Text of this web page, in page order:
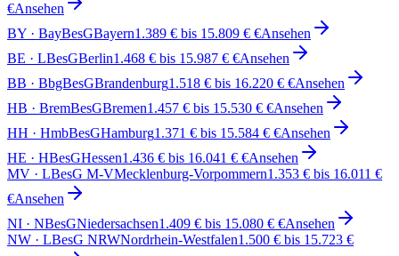
€Ansehen
BY · BayBesGBayern1.389 € bis 15.809 € €Ansehen
BE · LBesGBerlin1.468 € bis 15.987 € €Ansehen
BB · BbgBesGBrandenburg1.518 € bis 16.220 € €Ansehen
HB · BremBesGBremen1.457 € bis 15.530 € €Ansehen
HH · HmbBesGHamburg1.371 € bis 15.584 € €Ansehen
HE · HBesGHessen1.436 € bis 16.041 € €Ansehen
MV · LBesG M-VMecklenburg-Vorpommern1.353 € bis 16.011 €
€Ansehen
NI · NBesGNiedersachsen1.409 € bis 15.080 € €Ansehen
NW · LBesG NRWNordrhein-Westfalen1.500 € bis 15.723 €